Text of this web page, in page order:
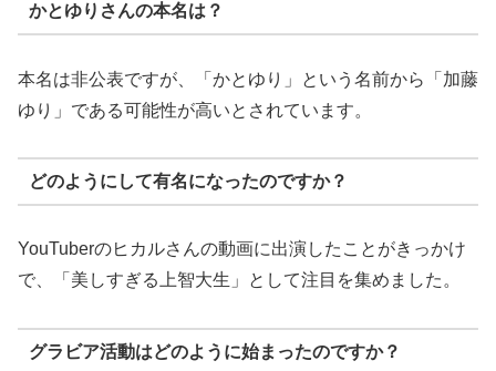
かとゆりさんの本名は？
本名は非公表ですが、「かとゆり」という名前から「加藤
ゆり」である可能性が高いとされています。
どのようにして有名になったのですか？
YouTuberのヒカルさんの動画に出演したことがきっかけ
で、「美しすぎる上智大生」として注目を集めました。
グラビア活動はどのように始まったのですか？